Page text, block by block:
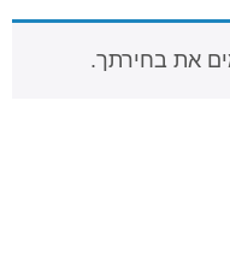
את בחירתך.